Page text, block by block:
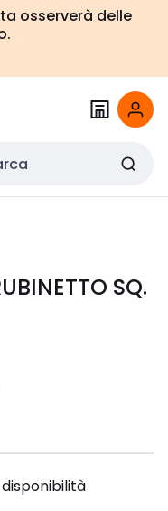
osserverà delle
SQ.